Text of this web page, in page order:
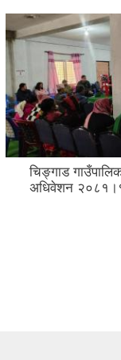
चिङ्गाड
अधिवेशन